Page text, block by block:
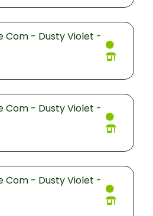
Com - Dusty Violet -
Com - Dusty Violet -
Com - Dusty Violet -